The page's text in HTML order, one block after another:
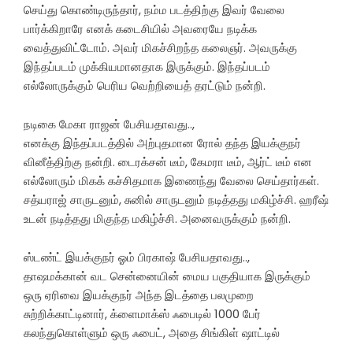
செய்து கொண்டிருந்தார், நம்ம படத்திற்கு இவர் வேலை
பார்க்கிறாரே எனக் கடைசியில் அவரையே நடிக்க
வைத்துவிட்டோம். அவர் மிகச்சிறந்த கலைஞர். அவருக்கு
இந்தப்படம் முக்கியமானதாக இருக்கும். இந்தப்படம்
எல்லோருக்கும் பெரிய வெற்றியைத் தரட்டும் நன்றி.
நடிகை மேகா ராஜன் பேசியதாவது..,
எனக்கு இந்தப்படத்தில் அற்புதமான ரோல் தந்த இயக்குநர்
வினீத்திற்கு நன்றி. டைரக்சன் டீம், கேமரா டீம், ஆர்ட் டீம் என
எல்லோரும் மிகக் கச்சிதமாக இணைந்து வேலை செய்தார்கள்.
சத்யராஜ் சாருடனும், சுனில் சாருடனும் நடித்தது மகிழ்ச்சி. ஹரீஷ்
உடன் நடித்தது மிகுந்த மகிழ்ச்சி. அனைவருக்கும் நன்றி.
ஸ்டண்ட் இயக்குநர் ஓம் பிரகாஷ் பேசியதாவது..,
தாஷமக்கான் வட சென்னையின் மைய பகுதியாக இருக்கும்
ஒரு ஏரிவை இயக்குநர் அந்த இடத்தை பலமுறை
சுற்றிக்காட்டினார், க்ளைமாக்ஸ் ஃபைடில் 1000 பேர்
கலந்துகொள்ளும் ஒரு ஃபைட், அதை சிங்கிள் ஷாட்டில்